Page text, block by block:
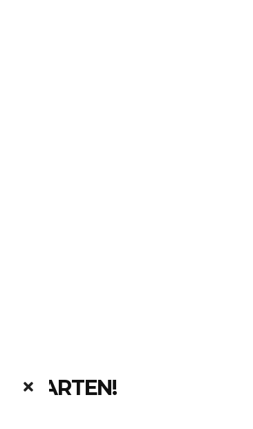
KAARTEN!